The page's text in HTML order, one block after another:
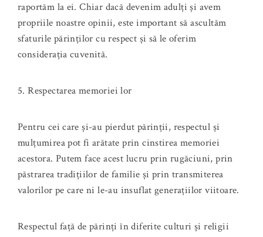
raportăm la ei. Chiar dacă devenim adulți și avem
propriile noastre opinii, este important să ascultăm
sfaturile părinților cu respect și să le oferim
considerația cuvenită.
5. Respectarea memoriei lor
Pentru cei care și-au pierdut părinții, respectul și
mulțumirea pot fi arătate prin cinstirea memoriei
acestora. Putem face acest lucru prin rugăciuni, prin
păstrarea tradițiilor de familie și prin transmiterea
valorilor pe care ni le-au insuflat generațiilor viitoare.
Respectul față de părinți în diferite culturi și religii